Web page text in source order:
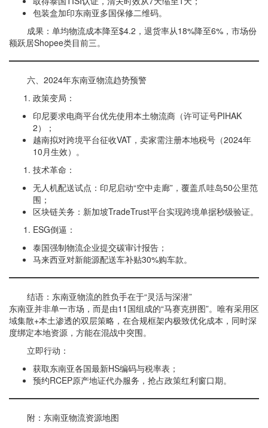
包装盒加印东南亚多国保修二维码。
成果：单均物流成本降至$4.2，退货率从18%降至6%，市场份
额跃居Shopee类目前三。
六、2024年东南亚物流趋势预警
政策变局：
印尼要求电商平台优先使用本土物流商（许可证号PIHAK
2）；
越南拟对跨境平台征收VAT，卖家需注册本地税号（2024年
10月生效）。
技术革命：
无人机配送试点：印尼启动“空中走廊”，覆盖爪哇岛50公里范
围；
区块链关务：新加坡TradeTrust平台实现跨境单据秒级验证。
ESG倒逼：
泰国强制物流企业提交碳审计报告；
马来西亚对新能源配送车补贴30%购车款。
结语：东南亚物流的胜负手在于“灵活与深潜”
东南亚并非单一市场，而是由11国组成的“马赛克拼图”。唯有采用区
域集散+本土渗透的双层策略，在合规框架内极致优化成本，同时深
度绑定本地资源，方能在混战中突围。
立即行动：
获取东南亚各国最新HS编码与税率表；
预约RCEP原产地证代办服务，抢占政策红利窗口期。
附：东南亚物流资源地图